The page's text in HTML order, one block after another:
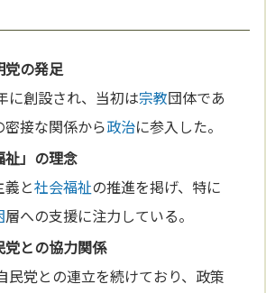
党の発足
に創設され、当初は宗教団体であ
接な関係から政治に参入した。
祉」の理念
義と社会福祉の推進を掲げ、特に
層への支援に注力している。
との協力関係
民党との連立を続けており、政策